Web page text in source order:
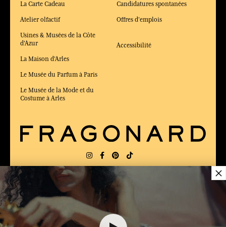
La Carte Cadeau
Atelier olfactif
Usines & Musées de la Côte
d'Azur
La Maison d'Arles
Le Musée du Parfum à Paris
Le Musée de la Mode et du
Costume à Arles
Candidatures spontanées
Offres d'emplois
Accessibilité
LIVRAISON: FR
×